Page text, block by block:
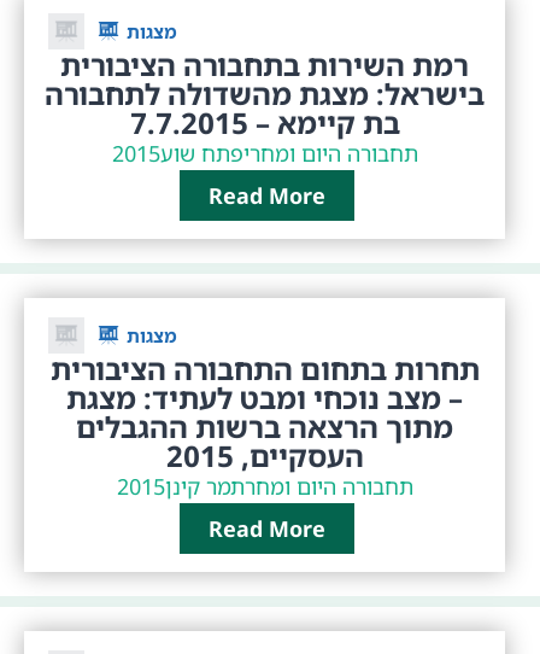
מצגות
רמת השירות בתחבורה הציבורית
בישראל: מצגת מהשדולה לתחבורה
בת קיימא – 7.7.2015
2015יפתח שועתחבורה היום ומחר
Read More
מצגות
תחרות בתחום התחבורה הציבורית
– מצב נוכחי ומבט לעתיד: מצגת
מתוך הרצאה ברשות ההגבלים
העסקיים, 2015
2015תמר קינןתחבורה היום ומחר
Read More